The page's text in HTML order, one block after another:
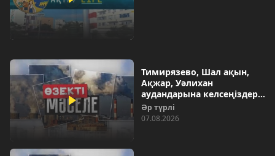
Тимирязево, Шал ақын,
Ақжар, Уәлихан
аудандарына келсеңіздер…
Әр түрлі
07.08.2026